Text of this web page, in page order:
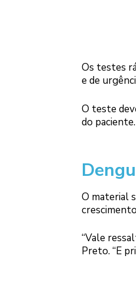
Os testes
e de
O teste
do paciente.
O material
“Vale
Preto. “E